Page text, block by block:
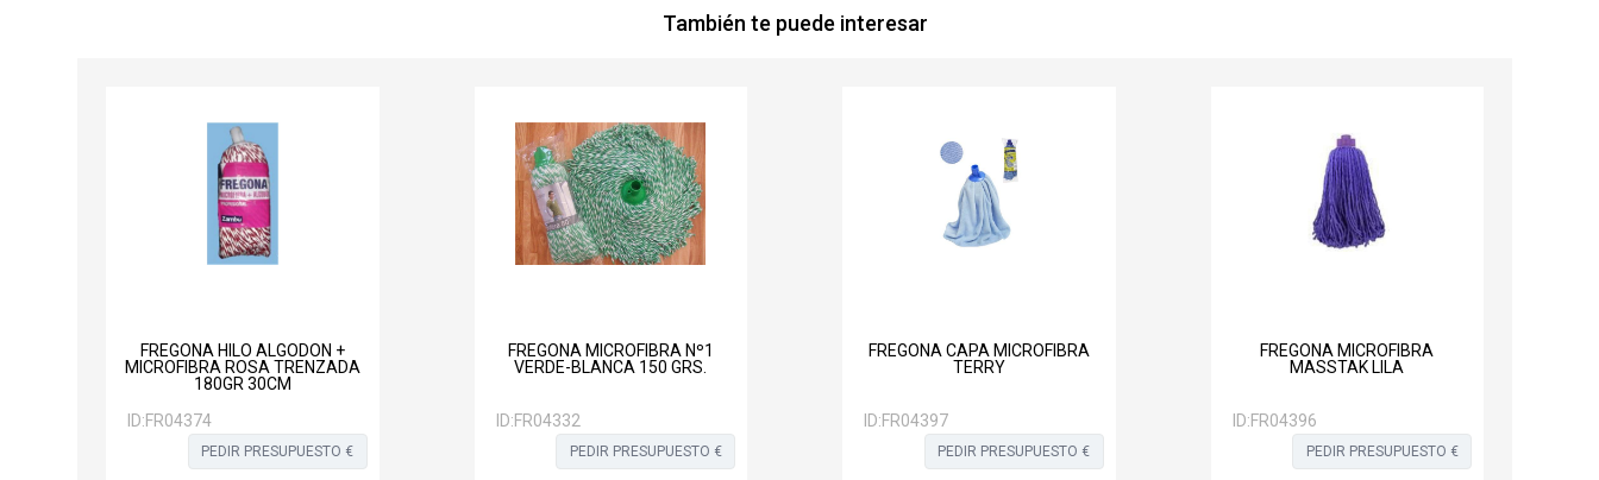
También te puede interesar
FREGONA HILO ALGODON +
MICROFIBRA ROSA TRENZADA
180GR 30CM
ID:FR04374
PEDIR PRESUPUESTO €
FREGONA MICROFIBRA Nº1
VERDE-BLANCA 150 GRS.
ID:FR04332
PEDIR PRESUPUESTO €
FREGONA CAPA MICROFIBRA
TERRY
ID:FR04397
PEDIR PRESUPUESTO €
FREGONA MICROFIBRA
MASSTAK LILA
ID:FR04396
PEDIR PRESUPUESTO €